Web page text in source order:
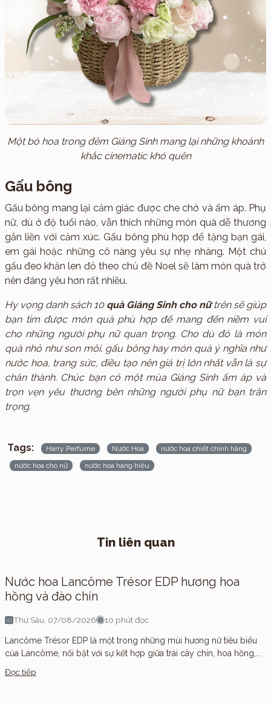
Một bó hoa trong đêm Giáng Sinh mang lại những khoảnh
khắc cinematic khó quên
Gấu bông
Gấu bông mang lại cảm giác được che chở và ấm áp. Phụ
nữ, dù ở độ tuổi nào, vẫn thích những món quà dễ thương
gắn liền với cảm xúc. Gấu bông phù hợp để tặng bạn gái,
em gái hoặc những cô nàng yêu sự nhẹ nhàng. Một chú
gấu đeo khăn len đỏ theo chủ đề Noel sẽ làm món quà trở
nên đáng yêu hơn rất nhiều.
Hy vọng danh sách 10 quà Giáng Sinh cho nữtrên sẽ giúp
bạn tìm được món quà phù hợp để mang đến niềm vui
cho những người phụ nữ quan trọng. Cho dù đó là món
quà nhỏ như son môi, gấu bông hay món quà ý nghĩa như
nước hoa, trang sức, điều tạo nên giá trị lớn nhất vẫn là sự
chân thành. Chúc bạn có một mùa Giáng Sinh ấm áp và
trọn vẹn yêu thương bên những người phụ nữ bạn trân
trọng.
Tags: Harry Perfume Nước Hoa
nước hoa chiết chính hãng
nước hoa cho nữ
nước hoa hàng hiệu
Tin liên quan
Nước hoa Lancôme Trésor EDP hương hoa
hồng và đào chín
Thứ Sáu, 07/08/2026 10 phút đọc
Lancôme Trésor EDP là một trong những mùi hương nữ tiêu biểu
của Lancôme, nổi bật với sự kết hợp giữa trái cây chín, hoa hồng,...
Đọc tiếp